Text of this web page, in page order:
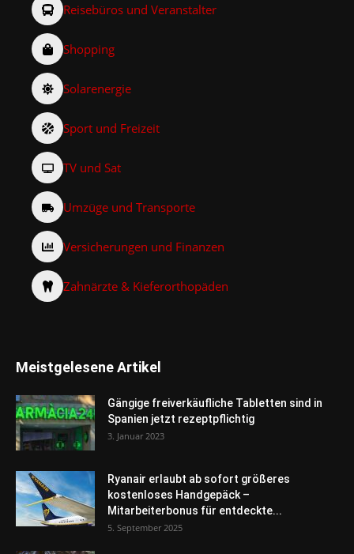
Reisebüros und Veranstalter
Shopping
Solarenergie
Sport und Freizeit
TV und Sat
Umzüge und Transporte
Versicherungen und Finanzen
Zahnärzte & Kieferorthopäden
Meistgelesene Artikel
Gängige freiverkäufliche Tabletten sind in
Spanien jetzt rezeptpflichtig
3. Januar 2023
Ryanair erlaubt ab sofort größeres
kostenloses Handgepäck –
Mitarbeiterbonus für entdeckte...
5. September 2025